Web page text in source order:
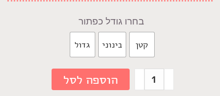
גודל כפתור
קטן בינוני גדול
כמות
של
הוספה לסל